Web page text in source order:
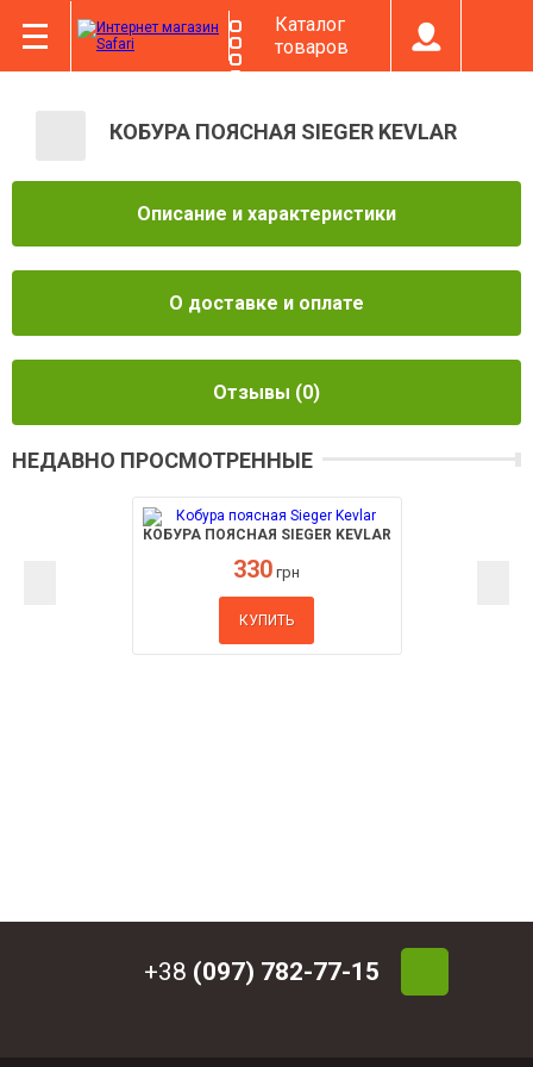
Каталог
товаров
КОБУРА ПОЯСНАЯ SIEGER KEVLAR
Описание и характеристики
О доставке и оплате
Отзывы (0)
НЕДАВНО ПРОСМОТРЕННЫЕ
КОБУРА ПОЯСНАЯ SIEGER KEVLAR
330 грн
КУПИТЬ
+38 (097) 782-77-15